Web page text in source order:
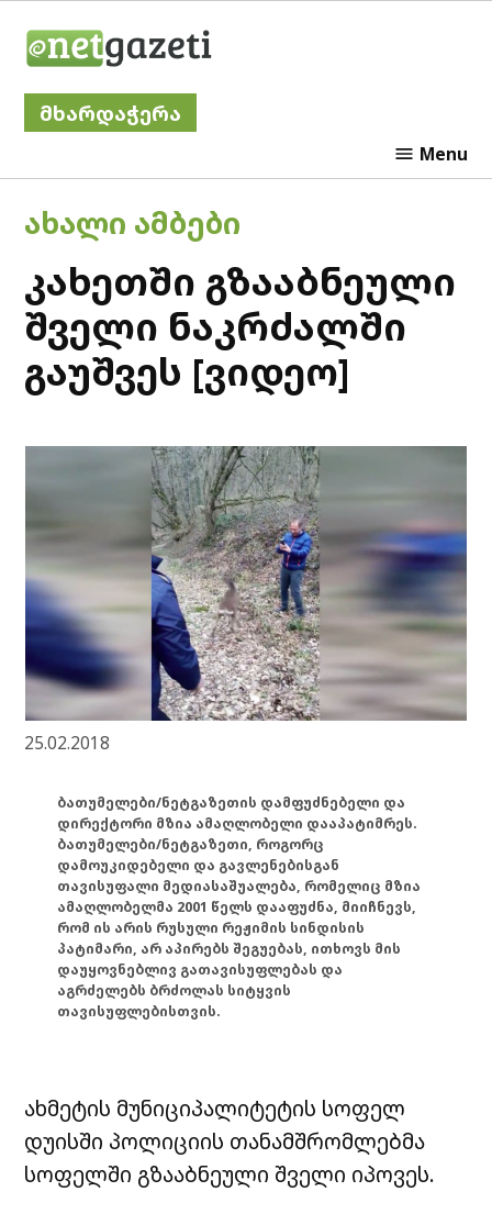
მხარდაჭერა
Menu
POSTED
ᲐᲮᲐᲚᲘ ᲐᲛᲑᲔᲑᲘ
კახეთში გზააბნეული
შველი ნაკრძალში
გაუშვეს [ვიდეო]
25.02.2018
ბათუმელები/ნეტგაზეთის დამფუძნებელი და
დირექტორი მზია ამაღლობელი დააპატიმრეს.
ბათუმელები/ნეტგაზეთი, როგორც
დამოუკიდებელი და გავლენებისგან
თავისუფალი მედიასაშუალება, რომელიც მზია
ამაღლობელმა 2001 წელს დააფუძნა, მიიჩნევს,
რომ ის არის რუსული რეჟიმის სინდისის
პატიმარი, არ აპირებს შეგუებას, ითხოვს მის
დაუყოვნებლივ გათავისუფლებას და
აგრძელებს ბრძოლას სიტყვის
თავისუფლებისთვის.
ახმეტის მუნიციპალიტეტის სოფელ
დუისში პოლიციის თანამშრომლებმა
სოფელში გზააბნეული შველი იპოვეს.